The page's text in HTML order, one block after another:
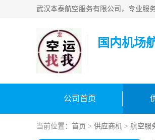
国内机场
公司首页
当前位置： 首页 > 供应商机 > 航空服